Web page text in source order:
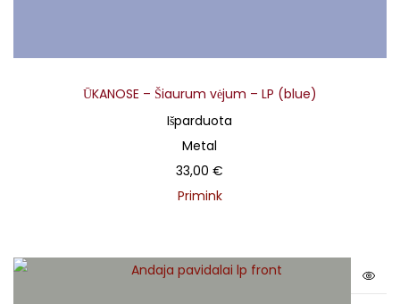
ŪKANOSE – Šiaurum vėjum – LP (blue)
Išparduota
Metal
33,00€
Primink